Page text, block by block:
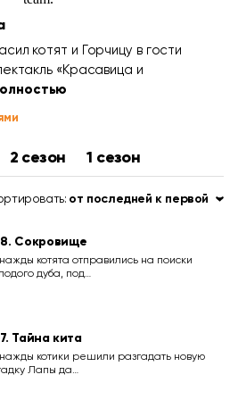
котят и Горчицу в гости
«Красавица и
2 сезон 1 сезон
от последней к первой
Сокровище
котята отправились на поиски
дуба, под…
Тайна кита
котики решили разгадать новую
Лапы да…